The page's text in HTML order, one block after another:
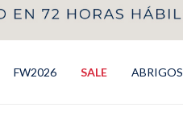
FW2026 SALE ABRIGOS